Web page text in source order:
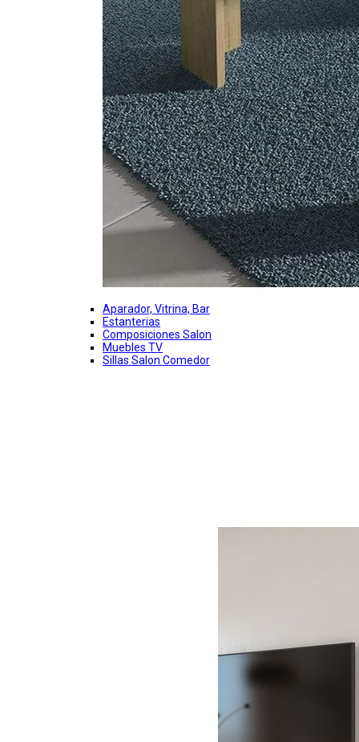
Aparador, Vitrina, Bar
Estanterias
Composiciones Salon
Muebles TV
Sillas Salon Comedor